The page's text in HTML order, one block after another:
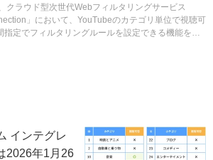
ラウド型次世代Webフィルタリングサービス
」において、YouTubeのカテゴリ単位で視聴可
指定でフィルタリングルールを設定できる機能を追
インテグレ
2026年1月26